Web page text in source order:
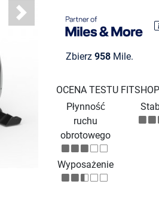
Next
Zbierz 958Mile.
OCENA TESTU FITSHOP
Płynność
ruchu
obrotowego
Wyposażenie